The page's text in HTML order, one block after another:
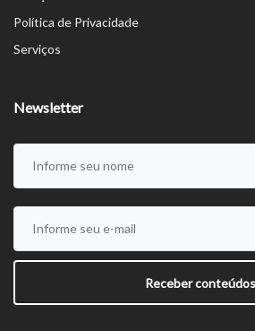
Política de Privacidade
Serviços
Newsletter